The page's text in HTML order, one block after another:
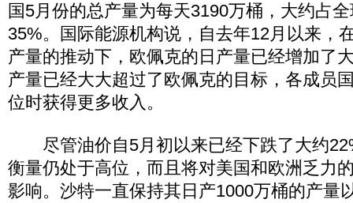
国5月份的总产量为每天3190万桶，大约占
35%。国际能源机构说，自去年12月以来，
产量的推动下，欧佩克的日产量已经增加了
产量已经大大超过了欧佩克的目标，各成员
位时获得更多收入。
尽管油价自5月初以来已经下跌了大约
衡量仍处于高位，而且将对美国和欧洲乏力
影响。沙特一直保持其日产1000万桶的产量